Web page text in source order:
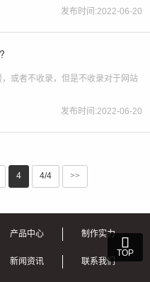
发布时间:2022-06-20
或者不收录，但是不收录对于网站
发布时间:2022-06-20
4 4/4 >>

TOP
产品中心 制作实力
新闻资讯 联系我们